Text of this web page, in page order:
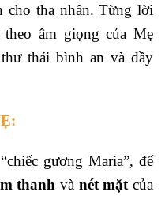
cho tha nhân. Từng lời
âm giọng của Mẹ
thái bình an và đầy
gương Maria”, để
thanhvà nét mặt của